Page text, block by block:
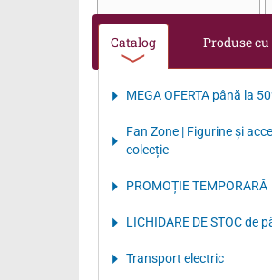
Catalog Produse
MEGA OFERTA până la
Fan Zone | Figurine și
colecție
PROMOȚIE TEMPORARĂ
LICHIDARE DE STOC de
Transport electriс